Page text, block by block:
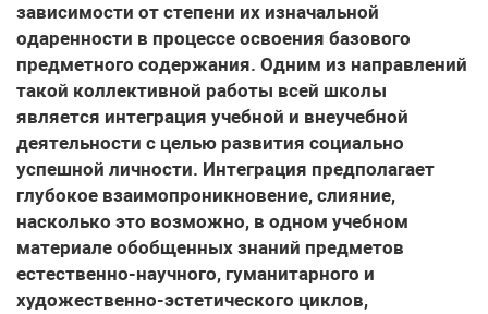
зависимости от степени их изначальной
одаренности в процессе освоения базового
предметного содержания. Одним из направлений
такой коллективной работы всей школы
является интеграция учебной и внеучебной
деятельности с целью развития социально
успешной личности. Интеграция предполагает
глубокое взаимопроникновение, слияние,
насколько это возможно, в одном учебном
материале обобщенных знаний предметов
естественно-научного, гуманитарного и
художественно-эстетического циклов,